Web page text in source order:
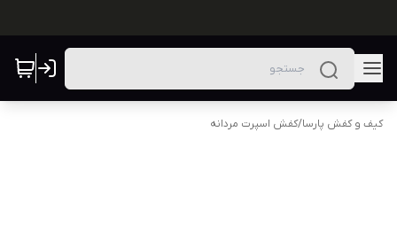
کیف و کفش پارسا/کفش اسپرت مردانه